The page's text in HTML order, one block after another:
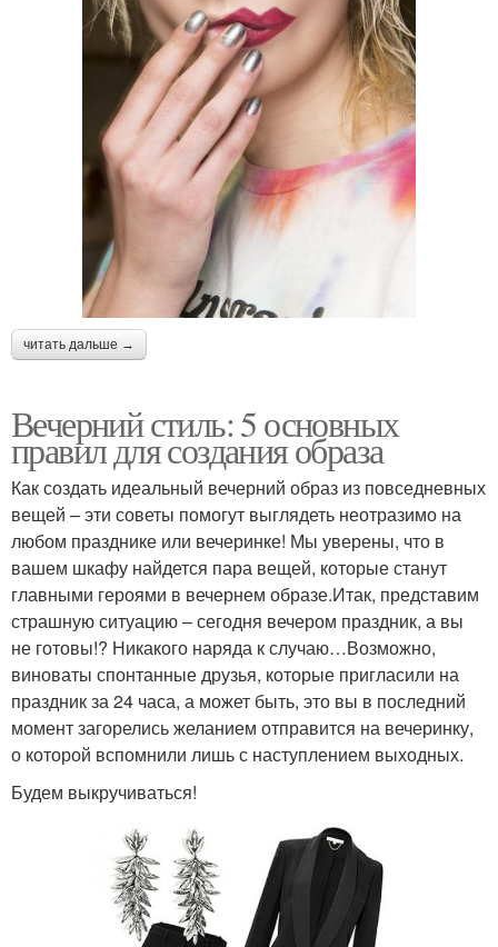
читать дальше →
Вечерний стиль: 5 основных
правил для создания образа
Как создать идеальный вечерний образ из повседневных
вещей – эти советы помогут выглядеть неотразимо на
любом празднике или вечеринке! Мы уверены, что в
вашем шкафу найдется пара вещей, которые станут
главными героями в вечернем образе.Итак, представим
страшную ситуацию – сегодня вечером праздник, а вы
не готовы!? Никакого наряда к случаю…Возможно,
виноваты спонтанные друзья, которые пригласили на
праздник за 24 часа, а может быть, это вы в последний
момент загорелись желанием отправится на вечеринку,
о которой вспомнили лишь с наступлением выходных.
Будем выкручиваться!